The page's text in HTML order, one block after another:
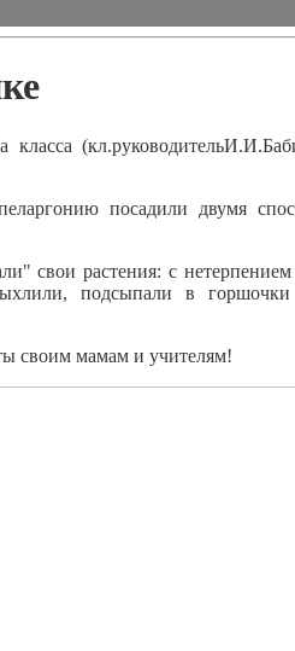
посадили двумя
свои растения: с
подсыпали в
своим мамам и учителям!